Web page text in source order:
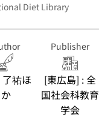
Diet Library
祐ほ
か
Publisher
[東広島] : 全
国社会科教育
学会